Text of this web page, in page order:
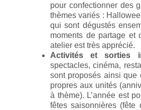
pour confectionner des
thèmes variés :
qui sont dégustés
moments de partage et
atelier est très apprécié.
Activités et sorties
spectacles, cinéma,
sont proposés ainsi que
propres aux unités
à thème). L’année est
fêtes saisonnières (fête